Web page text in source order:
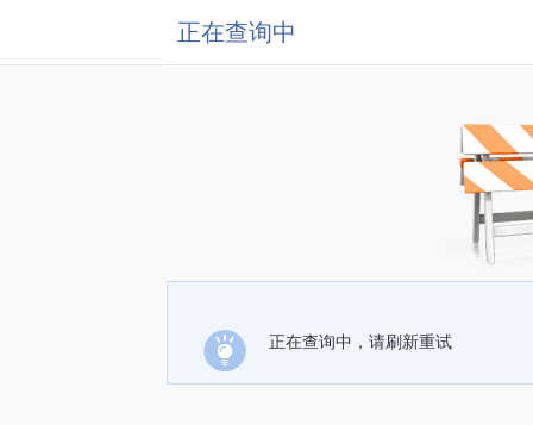
正在查询中
正在查询中，请刷新重试